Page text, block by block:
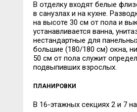
В отделку входят белые
в санузлах и на кухне.
на высоте 30 см от пола и
устанавливается ванна,
нестандартные для
большие (180/180 см) окна,
50 см от пола служит
подвыпивших взрослых.
ПЛАНИРОВКИ
В 16-этажных секциях 2 и 7